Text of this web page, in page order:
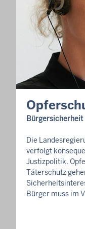
Bürgersicherheit
Die
verfolgt
Justizpolitik.
Täterschutz
Bürger muss im